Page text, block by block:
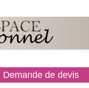
Demande de devis